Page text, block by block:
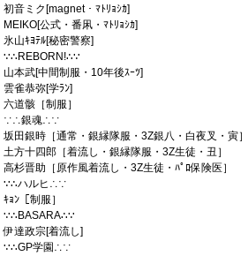
初音ミク[magnet・ﾏﾄﾘｮｼｶ]
MEIKO[公式・番凩・ﾏﾄﾘｮｼｶ]
氷山ｷﾖﾃﾙ[秘密警察]
∵∴REBORN!∴∵
山本武[中間制服・10年後ｽｰﾂ]
雲雀恭弥[学ﾗﾝ]
六道骸［制服］
∵∴銀魂∴∵
坂田銀時［通常・銀縁隊服・3Z銀八・白夜叉・寅］
土方十四郎［着流し・銀縁隊服・3Z生徒・丑］
高杉晋助［原作風着流し・3Z生徒・ﾊﾟﾛ保険医］
∵∴ハルヒ∴∵
ｷｮﾝ［制服］
∵∴BASARA∴∵
伊達政宗[着流し]
∵∴GP学園∴∵